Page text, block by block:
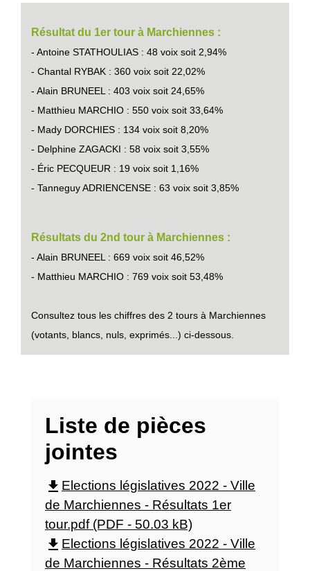
Résultat du 1er tour à Marchiennes :
- Antoine STATHOULIAS : 48 voix soit 2,94%
- Chantal RYBAK : 360 voix soit 22,02%
- Alain BRUNEEL : 403 voix soit 24,65%
- Matthieu MARCHIO : 550 voix soit 33,64%
- Mady DORCHIES : 134 voix soit 8,20%
- Delphine ZAGACKI : 58 voix soit 3,55%
- Éric PECQUEUR : 19 voix soit 1,16%
- Tanneguy ADRIENCENSE : 63 voix soit 3,85%
Résultats du 2nd tour à Marchiennes :
- Alain BRUNEEL : 669 voix soit 46,52%
- Matthieu MARCHIO : 769 voix soit 53,48%
Consultez tous les chiffres des 2 tours à Marchiennes
(votants, blancs, nuls, exprimés...) ci-dessous.
Liste de pièces
jointes
file_download Elections législatives 2022 - Ville
de Marchiennes - Résultats 1er
tour.pdf (PDF - 50.03 kB)
file_download Elections législatives 2022 - Ville
de Marchiennes - Résultats 2ème